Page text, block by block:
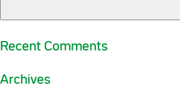
Recent Comments
Archives